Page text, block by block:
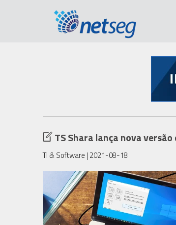
TS Shara lança nova
TI & Software | 2021-08-18